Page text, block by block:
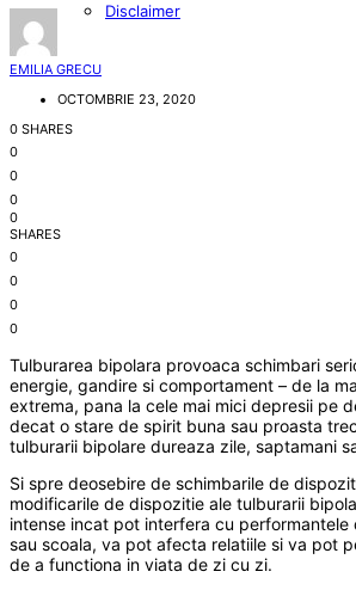
Disclaimer
EMILIA GRECU
OCTOMBRIE 23, 2020
0 SHARES
0
0
0
0
SHARES
0
0
0
0
Tulburarea bipolara provoaca schimbari
energie, gandire si comportament – de la
extrema, pana la cele mai mici depresii pe
decat o stare de spirit buna sau proasta
tulburarii bipolare dureaza zile, saptamani
Si spre deosebire de schimbarile de
modificarile de dispozitie ale tulburarii
intense incat pot interfera cu performantele
sau scoala, va pot afecta relatiile si va pot
de a functiona in viata de zi cu zi.